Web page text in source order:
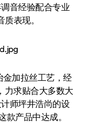
音经验配合专业
表现。
金加拉丝工艺，经
力求贴合大多数大
师坪井浩尚的设
产品中达成。